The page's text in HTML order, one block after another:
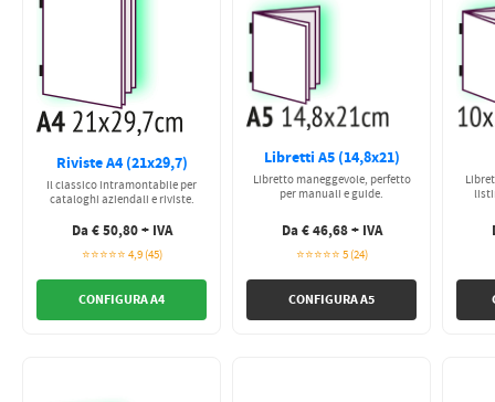
Riviste A4 (21x29,7)
Il classico intramontabile per
cataloghi aziendali e riviste.
Da € 50,80 + IVA
⭐⭐⭐⭐⭐ 4,9 (45)
CONFIGURA A4
Libretti A5 (14,8x21)
Libretto maneggevole, perfetto
per manuali e guide.
Da € 46,68 + IVA
⭐⭐⭐⭐⭐ 5 (24)
CONFIGURA A5